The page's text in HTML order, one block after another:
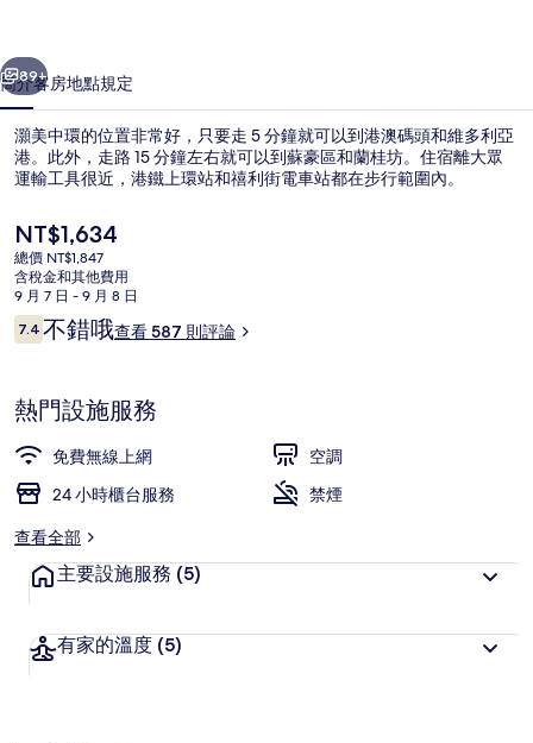
集
個 下一個
89+
簡介客房地點規定
灝美中環的位置非常好，只要走 5 分鐘就可以到港澳碼頭和維多利亞
港。此外，走路 15 分鐘左右就可以到蘇豪區和蘭桂坊。住宿離大眾
運輸工具很近，港鐵上環站和禧利街電車站都在步行範圍內。
目
前
的
價
格
是
NT$1,634
總價 NT$1,847
含稅金和其他費用
9 月 7 日 - 9 月 8 日
評
論
7.47.4 分，滿分 10 分，
不錯哦查看 587 則評論
熱門設施服務
免費無線上網
空調
24 小時櫃台服務
禁煙
查看全部
主要設施服務 (5)
有家的溫度 (5)